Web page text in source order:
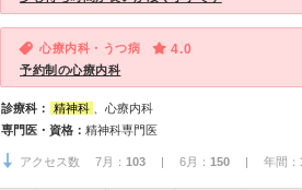
心療内科・うつ病 4.0
予約制の心療内科
診療科： 精神科
、心療内科
専門医・資格： 精神科専門医
アクセス数 7月： 103 | 6月： 150 | 年間：